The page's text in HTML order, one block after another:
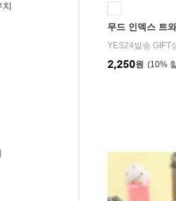
치
무드 인덱스 트
YES24발송 GIFT
10%
2,250원